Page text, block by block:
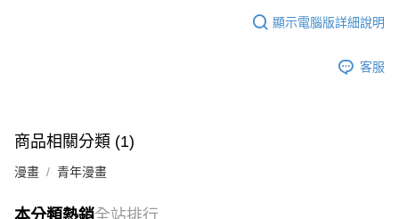
顯示電腦版詳細說明
客服
商品相關分類 (1)
漫畫 青年漫畫
本分類熱銷全站排行